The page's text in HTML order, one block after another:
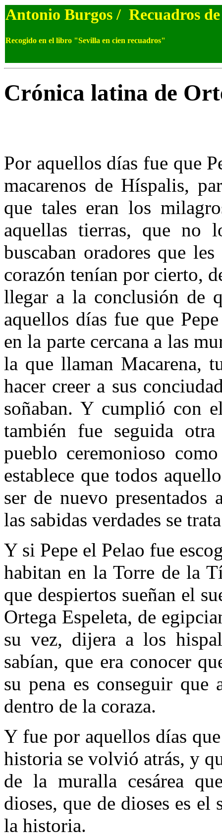
Antonio Burgos / Recuadros
Recogido en el libro "Sevilla en cien recuadros"
Crónica latina de
Por aquellos días fue que
macarenos de Híspalis,
que tales eran los
aquellas tierras, que no
buscaban oradores que
corazón tenían por cierto,
llegar a la conclusión de
aquellos días fue que
en la parte cercana a las
la que llaman Macarena,
hacer creer a sus
soñaban. Y cumplió con
también fue seguida
pueblo ceremonioso
establece que todos
ser de nuevo presentados
las sabidas verdades se
Y si Pepe el Pelao fue
habitan en la Torre de la
que despiertos sueñan el
Ortega Espeleta, de
su vez, dijera a los
sabían, que era conocer
su pena es conseguir
dentro de la coraza.
Y fue por aquellos días
historia se volvió atrás, y
de la muralla cesárea
dioses, que de dioses es
la historia.